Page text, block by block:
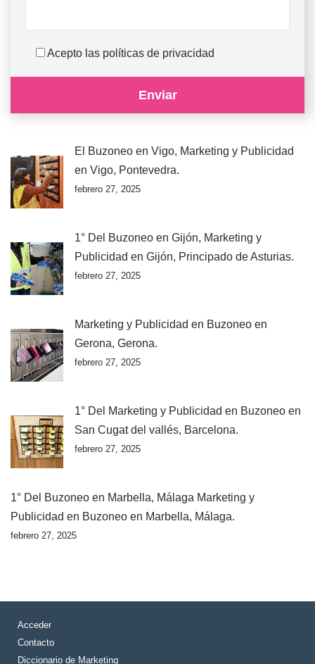
Acepto las políticas de privacidad
El Buzoneo en Vigo, Marketing y Publicidad
en Vigo, Pontevedra.
febrero 27, 2025
1° Del Buzoneo en Gijón, Marketing y
Publicidad en Gijón, Principado de Asturias.
febrero 27, 2025
Marketing y Publicidad en Buzoneo en
Gerona, Gerona.
febrero 27, 2025
1° Del Marketing y Publicidad en Buzoneo en
San Cugat del vallés, Barcelona.
febrero 27, 2025
1° Del Buzoneo en Marbella, Málaga Marketing y
Publicidad en Buzoneo en Marbella, Málaga.
febrero 27, 2025
Acceder
Contacto
Diccionario de Marketing